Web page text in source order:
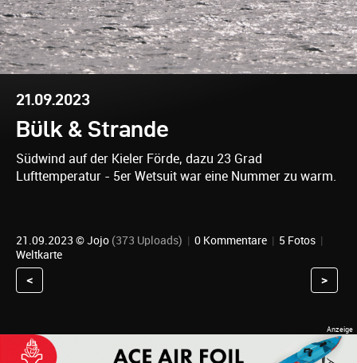
21.09.2023
Bülk & Strande
Südwind auf der Kieler Förde, dazu 23 Grad
Lufttemperatur - 5er Wetsuit war eine Nummer zu warm.
21.09.2023 ©Jojo (373 Uploads) | 0 Kommentare | 5 Fotos |
Weltkarte
< >